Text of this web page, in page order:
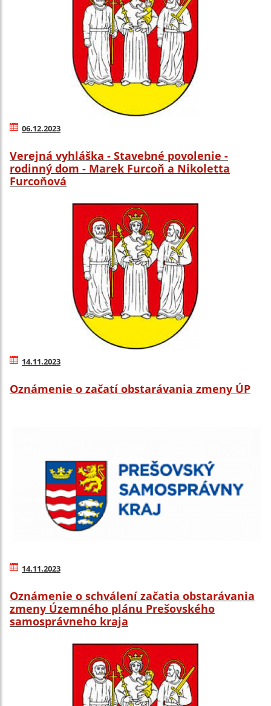
06.12.2023
Verejná vyhláška - Stavebné povolenie -
rodinný dom - Marek Furcoň a Nikoletta
Furcoňová
14.11.2023
Oznámenie o začatí obstarávania zmeny ÚP
14.11.2023
Oznámenie o schválení začatia obstarávania
zmeny Územného plánu Prešovského
samosprávneho kraja